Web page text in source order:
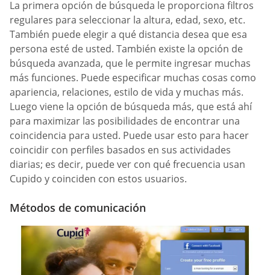
La primera opción de búsqueda le proporciona filtros
regulares para seleccionar la altura, edad, sexo, etc.
También puede elegir a qué distancia desea que esa
persona esté de usted. También existe la opción de
búsqueda avanzada, que le permite ingresar muchas
más funciones. Puede especificar muchas cosas como
apariencia, relaciones, estilo de vida y muchas más.
Luego viene la opción de búsqueda más, que está ahí
para maximizar las posibilidades de encontrar una
coincidencia para usted. Puede usar esto para hacer
coincidir con perfiles basados en sus actividades
diarias; es decir, puede ver con qué frecuencia usan
Cupido y coinciden con estos usuarios.
Métodos de comunicación